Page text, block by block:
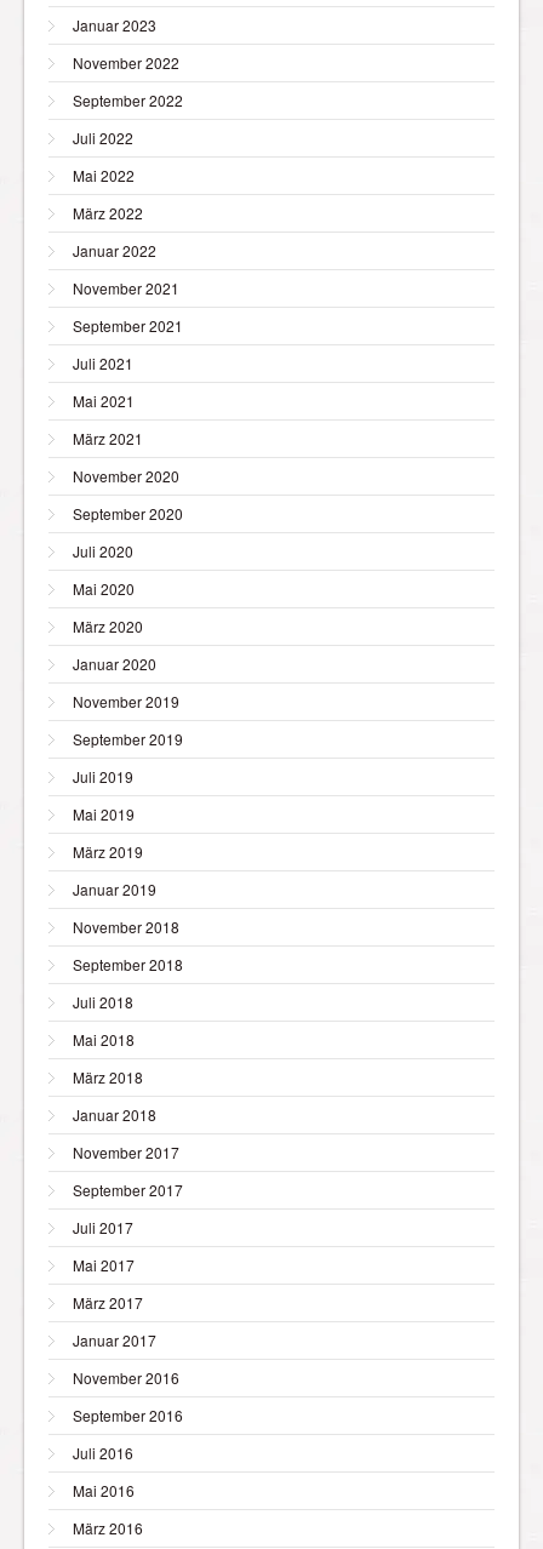
Januar 2023
November 2022
September 2022
Juli 2022
Mai 2022
März 2022
Januar 2022
November 2021
September 2021
Juli 2021
Mai 2021
März 2021
November 2020
September 2020
Juli 2020
Mai 2020
März 2020
Januar 2020
November 2019
September 2019
Juli 2019
Mai 2019
März 2019
Januar 2019
November 2018
September 2018
Juli 2018
Mai 2018
März 2018
Januar 2018
November 2017
September 2017
Juli 2017
Mai 2017
März 2017
Januar 2017
November 2016
September 2016
Juli 2016
Mai 2016
März 2016